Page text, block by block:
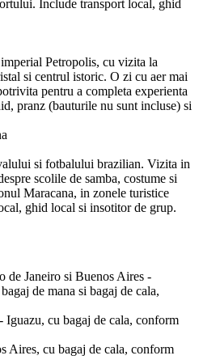
Include transport local, ghid
Petropolis, cu vizita la
si centrul istoric. O zi cu aer mai
pentru a completa experienta
pranz (bauturile nu sunt incluse) si
si fotbalului brazilian. Vizita in
scolile de samba, costume si
Maracana, in zonele turistice
ghid local si insotitor de grup.
de Janeiro si Buenos Aires -
de mana si bagaj de cala,
cu bagaj de cala, conform
Aires, cu bagaj de cala, conform